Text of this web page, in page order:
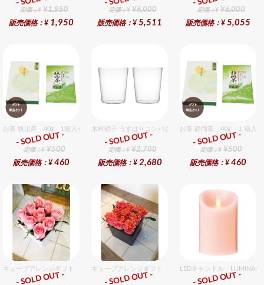
定価：¥ ¥1,950
販売価格：¥ 1,950
定価：¥ ¥6,000
販売価格：¥ 5,511
定価：¥ ¥6,000
販売価格：¥ 5,055
お茶 狭山茶 40g 1箱入セット
ギフト
定価：¥ ¥500
販売価格：¥ 460
- SOLD OUT -
木村硝子 うすはりコンパクト270cc オールドグラスギフ
ギフト
定価：¥ ¥2,700
販売価格：¥ 2,680
- SOLD OUT -
お茶 静岡茶 40g １箱入セ
ギフト
定価：¥ ¥500
販売価格：¥ 460
- SOLD OUT -
キューブアレンジギフト ピンク
ギフト
- SOLD OUT -
キューブアレンジギフト オレンジ
ギフト
- SOLD OUT -
LEDキャンドル
ギフト
- SOLD OUT -